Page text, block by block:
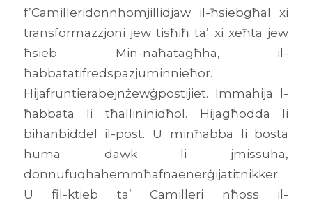
f’Camilleridonnhomjillidjaw il-ħsiebgħal xi
transformazzjoni jew tisħiħ ta’ xi xeħta jew
ħsieb. Min-naħatagħha, il-
ħabbatatifredspazjuminnieħor.
Hijafruntierabejnżewġpostijiet. Immahija l-
ħabbata li tħallininidħol. Hijagħodda li
bihanbiddel il-post. U minħabba li bosta
huma dawk li jmissuha,
donnufuqhahemmħafnaenerġijatitnikker.
U fil-ktieb ta’ Camilleri nħoss il-